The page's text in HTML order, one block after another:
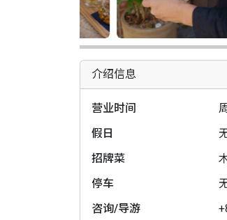
介绍信息
营业时间
假日
招牌菜
停车
咨询/导游